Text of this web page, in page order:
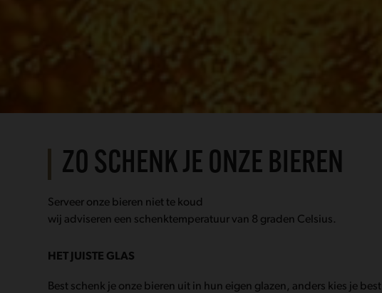
ZO SCHENK JE ONZE BIEREN
Serveer onze bieren niet te koud
wij adviseren een schenktemperatuur van 8 graden Celsius.
HET JUISTE GLAS
Best schenk je onze bieren uit in hun eigen glazen, anders kies je best